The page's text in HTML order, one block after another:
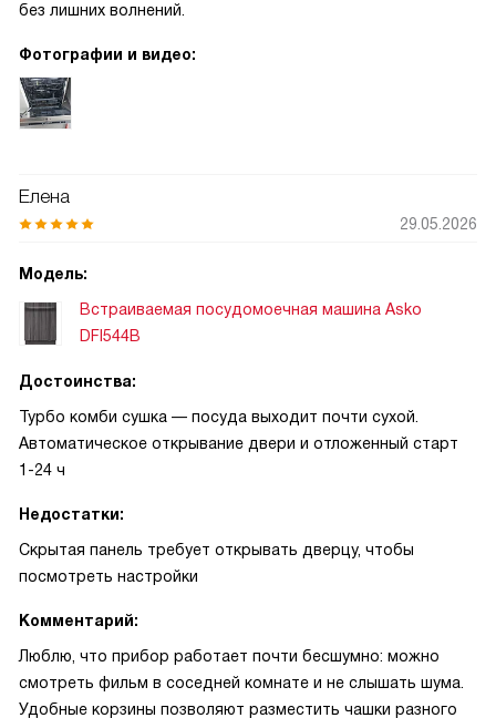
без лишних волнений.
Фотографии и видео:
Елена
29.05.2026
Модель:
Встраиваемая посудомоечная машина Asko
DFI544B
Достоинства:
Турбо комби сушка — посуда выходит почти сухой.
Автоматическое открывание двери и отложенный старт
1-24 ч
Недостатки:
Скрытая панель требует открывать дверцу, чтобы
посмотреть настройки
Комментарий:
Люблю, что прибор работает почти бесшумно: можно
смотреть фильм в соседней комнате и не слышать шума.
Удобные корзины позволяют разместить чашки разного